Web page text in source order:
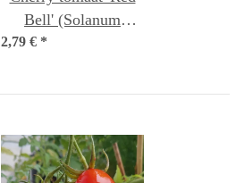
Bell' (Solanum
lycopersicum) zaden
2,79 € *